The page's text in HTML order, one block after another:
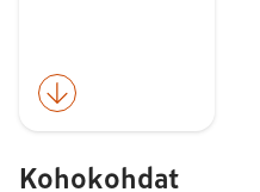
Kohokohdat